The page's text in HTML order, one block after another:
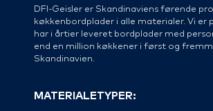
DFI-Geisler er Skandinaviens førende
køkkenbordplader i alle materialer. Vi er
har i årtier leveret bordplader med
end en million køkkener i først og
Skandinavien.
MATERIALETYPER: